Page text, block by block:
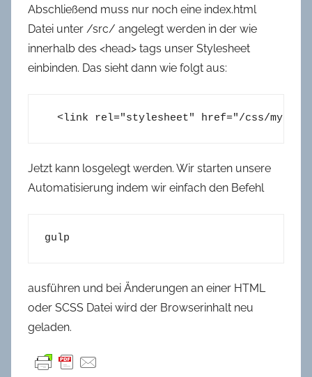
Abschließend muss nur noch eine index.html
Datei unter /src/ angelegt werden in der wie
innerhalb des <head> tags unser Stylesheet
einbinden. Das sieht dann wie folgt aus:
<link rel="stylesheet" href="/css/
Jetzt kann losgelegt werden. Wir starten unsere
Automatisierung indem wir einfach den Befehl
gulp
ausführen und bei Änderungen an einer HTML
oder SCSS Datei wird der Browserinhalt neu
geladen.